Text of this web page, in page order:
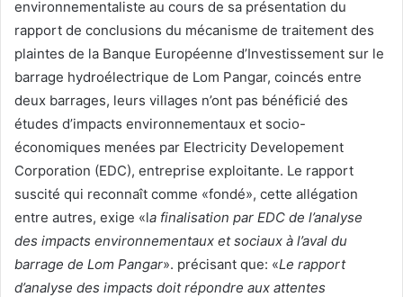
environnementaliste au cours de sa présentation du
rapport de conclusions du mécanisme de traitement des
plaintes de la Banque Européenne d’Investissement sur le
barrage hydroélectrique de Lom Pangar, coincés entre
deux barrages, leurs villages n’ont pas bénéficié des
études d’impacts environnementaux et socio-
économiques menées par Electricity Developement
Corporation (EDC), entreprise exploitante. Le rapport
suscité qui reconnaît comme «fondé», cette allégation
entre autres, exige «la finalisation par EDC de l’analyse
des impacts environnementaux et sociaux à l’aval du
barrage de Lom Pangar». précisant que: «Le rapport
d’analyse des impacts doitrépondre aux attentes